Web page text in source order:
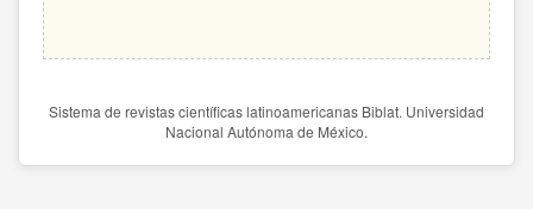
Sistema de revistas científicas latinoamericanas Biblat. Universidad
Nacional Autónoma de México.